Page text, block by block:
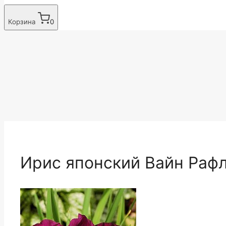
Корзина 0
Ирис японский Вайн